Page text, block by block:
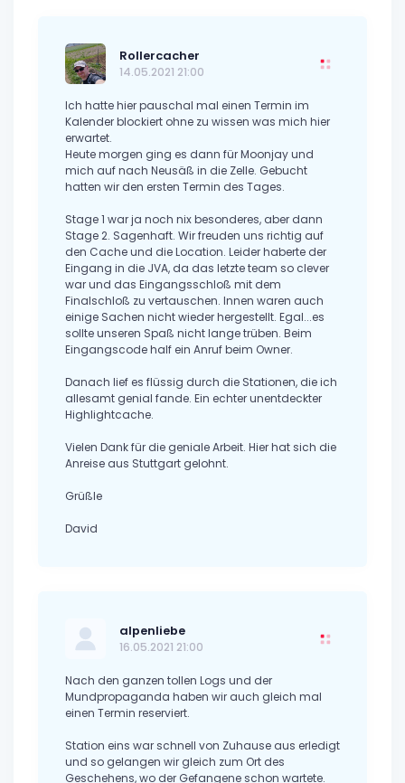
Rollercacher
14.05.2021 21:00
Ich hatte hier pauschal mal einen Termin im
Kalender blockiert ohne zu wissen was mich hier
erwartet.
Heute morgen ging es dann für Moonjay und
mich auf nach Neusäß in die Zelle. Gebucht
hatten wir den ersten Termin des Tages.
Stage 1 war ja noch nix besonderes, aber dann
Stage 2. Sagenhaft. Wir freuden uns richtig auf
den Cache und die Location. Leider haberte der
Eingang in die JVA, da das letzte team so clever
war und das Eingangsschloß mit dem
Finalschloß zu vertauschen. Innen waren auch
einige Sachen nicht wieder hergestellt. Egal...es
sollte unseren Spaß nicht lange trüben. Beim
Eingangscode half ein Anruf beim Owner.
Danach lief es flüssig durch die Stationen, die ich
allesamt genial fande. Ein echter unentdeckter
Highlightcache.
Vielen Dank für die geniale Arbeit. Hier hat sich die
Anreise aus Stuttgart gelohnt.
Grüßle
David
alpenliebe
16.05.2021 21:00
Nach den ganzen tollen Logs und der
Mundpropaganda haben wir auch gleich mal
einen Termin reserviert.
Station eins war schnell von Zuhause aus erledigt
und so gelangen wir gleich zum Ort des
Geschehens, wo der Gefangene schon wartete.